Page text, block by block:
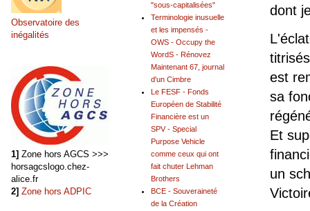
dont
est
sa
Et
un
"sous-capitalisées"
Terminologie inusuelle
et les impensés -
OWS - Occupy the
WordS - Rénovez
Maintenant 67, journal
d'un Cimbre
Le FESF - Fonds
Européen de Stabilité
Financière est un
SPV - Special
Purpose Vehicle
comme ceux qui ont
fait chuter Lehman
Brothers
BCE - Souveraineté
de la Création
Observatoire des
inégalités
1] Zone hors AGCS >>>
horsagcslogo.chez-
alice.fr
2] Zone hors ADPIC